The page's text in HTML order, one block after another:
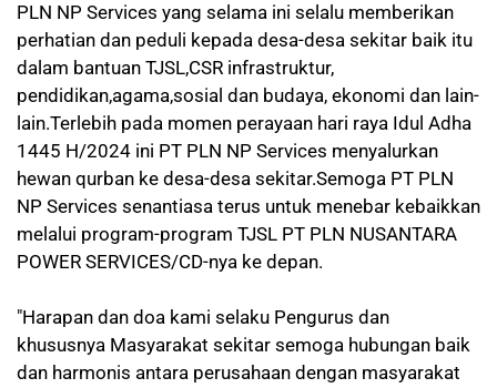
PLN NP Services yang selama ini selalu memberikan
perhatian dan peduli kepada desa-desa sekitar baik itu
dalam bantuan TJSL,CSR infrastruktur,
pendidikan,agama,sosial dan budaya, ekonomi dan lain-
lain.Terlebih pada momen perayaan hari raya Idul Adha
1445 H/2024 ini PT PLN NP Services menyalurkan
hewan qurban ke desa-desa sekitar.Semoga PT PLN
NP Services senantiasa terus untuk menebar kebaikkan
melalui program-program TJSL PT PLN NUSANTARA
POWER SERVICES/CD-nya ke depan.
"Harapan dan doa kami selaku Pengurus dan
khususnya Masyarakat sekitar semoga hubungan baik
dan harmonis antara perusahaan dengan masyarakat